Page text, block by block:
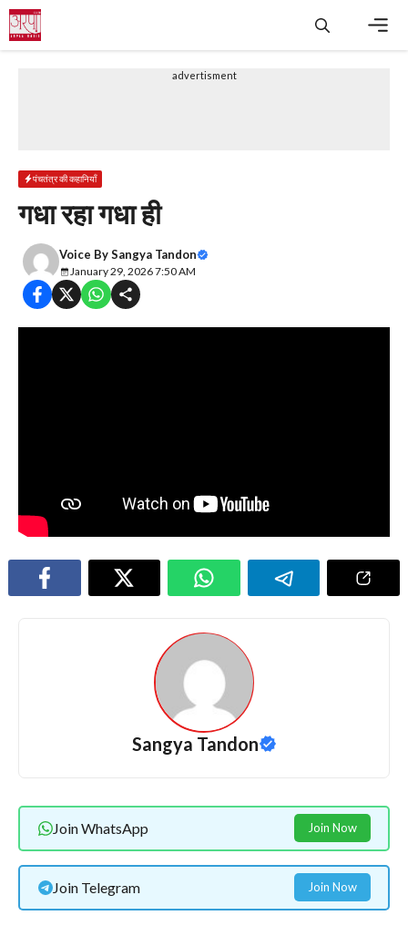
Skip
to
content
advertisment
पंचतंत्र की कहानियाँ
गधा रहा गधा ही
Voice BySangya Tandon
January 29, 2026 7:50 AM
Sangya Tandon
Join WhatsApp Join Now
Join Telegram Join Now